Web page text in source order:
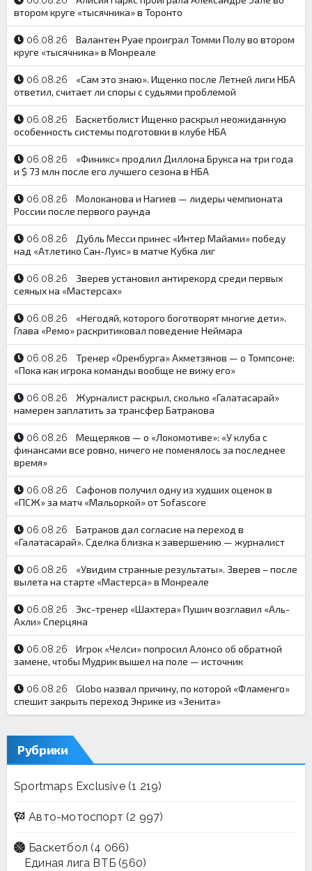
втором круге «тысячника» в Торонто
06.08.26
Валантен Руае проиграл Томми Полу во втором
круге «тысячника» в Монреале
06.08.26
«Сам это знаю». Ищенко после Летней лиги НБА
ответил, считает ли споры с судьями проблемой
06.08.26
Баскетболист Ищенко раскрыл неожиданную
особенность системы подготовки в клубе НБА
06.08.26
«Финикс» продлил Диллона Брукса на три года
и $ 73 млн после его лучшего сезона в НБА
06.08.26
Молоканова и Нагиев — лидеры чемпионата
России после первого раунда
06.08.26
Дубль Месси принес «Интер Майами» победу
над «Атлетико Сан-Луис» в матче Кубка лиг
06.08.26
Зверев установил антирекорд среди первых
сеяных на «Мастерсах»
06.08.26
«Негодяй, которого боготворят многие дети».
Глава «Ремо» раскритиковал поведение Неймара
06.08.26
Тренер «Оренбурга» Ахметзянов — о Томпсоне:
«Пока как игрока команды вообще не вижу его»
06.08.26
Журналист раскрыл, сколько «Галатасарай»
намерен заплатить за трансфер Батракова
06.08.26
Мещеряков — о «Локомотиве»: «У клуба с
финансами все ровно, ничего не поменялось за последнее
время»
06.08.26
Сафонов получил одну из худших оценок в
«ПСЖ» за матч «Мальоркой» от Sofascore
06.08.26
Батраков дал согласие на переход в
«Галатасарай». Сделка близка к завершению — журналист
06.08.26
«Увидим странные результаты». Зверев – после
вылета на старте «Мастерса» в Монреале
06.08.26
Экс-тренер «Шахтера» Пушич возглавил «Аль-
Ахли» Сперцяна
06.08.26
Игрок «Челси» попросил Алонсо об обратной
замене, чтобы Мудрик вышел на поле — источник
06.08.26
Globo назвал причину, по которой «Фламенго»
спешит закрыть переход Энрике из «Зенита»
Рубрики
Sportmaps Exclusive(1 219)
Авто-мотоспорт (2 997)
Баскетбол (4 066)
Единая лига ВТБ (560)